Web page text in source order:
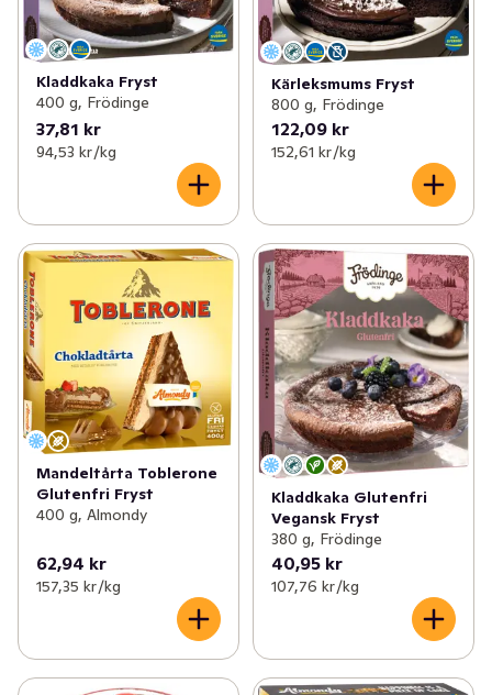
Kladdkaka Fryst
400 g, Frödinge
37,81 kr
94,53 kr /kg
Kärleksmums Fryst
800 g, Frödinge
122,09 kr
152,61 kr /kg
Mandeltårta Toblerone
Glutenfri Fryst
400 g, Almondy
62,94 kr
157,35 kr /kg
Kladdkaka Glutenfri
Vegansk Fryst
380 g, Frödinge
40,95 kr
107,76 kr /kg